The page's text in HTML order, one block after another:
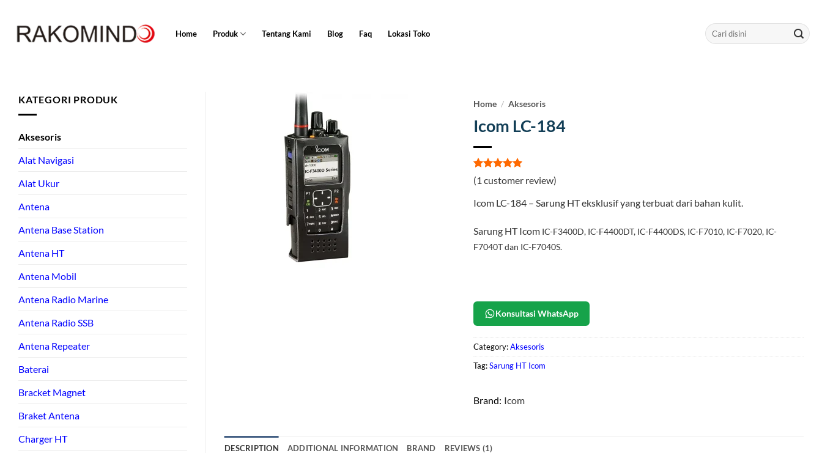
content
Home Produk Tentang Kami Blog Faq Lokasi Toko
Search
for:
KATEGORI PRODUK
Aksesoris
Alat Navigasi
Alat Ukur
Antena
Antena Base Station
Antena HT
Antena Mobil
Antena Radio Marine
Antena Radio SSB
Antena Repeater
Baterai
Bracket Magnet
Braket Antena
Charger HT
Home / Aksesoris
Icom LC-184
Rated5
out of 5
1
customer
(1 customer review)
Icom LC-184 – Sarung HT eksklusif yang terbuat dari bahan kulit.
Sarung HT Icom IC-F3400D, IC-F4400DT, IC-F4400DS, IC-F7010, IC-F7020, IC-
F7040T dan IC-F7040S.
Konsultasi WhatsApp
Category:Aksesoris
Tag:Sarung HT Icom
Brand: Icom
DESCRIPTION ADDITIONAL INFORMATION BRAND REVIEWS (1)